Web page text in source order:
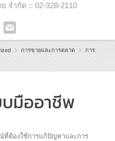
จำกัด :: 02-328-2110
การขายและการตลาด
การ
มืออาชีพ
ที่ต้องใช้การแก้ปัญหาและการ